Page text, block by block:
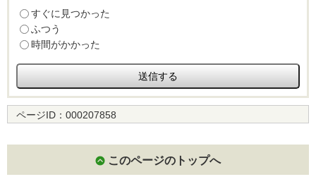
すぐに見つかった
ふつう
時間がかかった
ページID： 000207858
このページのトップへ